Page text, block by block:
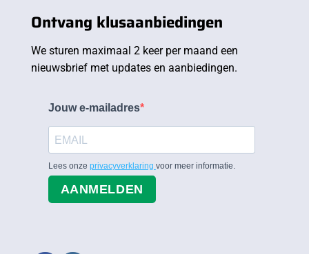
Ontvang klusaanbiedingen
We sturen maximaal 2 keer per maand een
nieuwsbrief met updates en aanbiedingen.
Jouw e-mailadres
Lees onze privacyverklaring voor meer informatie.
AANMELDEN